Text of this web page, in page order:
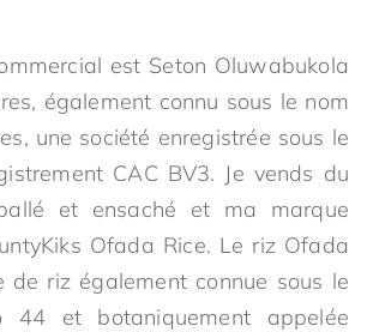
est Seton Oluwabukola
également connu sous le nom
une société enregistrée sous le
CAC BV3. Je vends du
et ensaché et ma marque
Ofada Rice. Le riz Ofada
de riz également connue sous le
44 et botaniquement appelée